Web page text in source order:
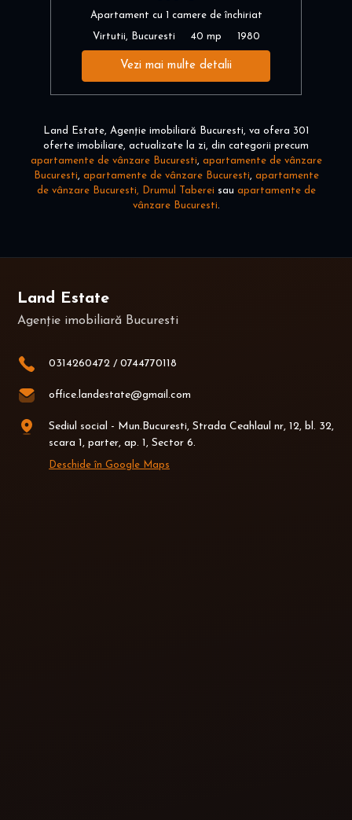
Apartament cu 1 camere de închiriat
Virtutii, Bucuresti 40 mp 1980
Vezi mai multe detalii
Land Estate, Agenție imobiliară Bucuresti, va ofera 301
oferte imobiliare, actualizate la zi, din categorii precum
apartamente de vânzare Bucuresti, apartamente de vânzare
Bucuresti, apartamente de vânzare Bucuresti, apartamente
de vânzare Bucuresti, Drumul Taberei sau apartamente de
vânzare Bucuresti.
Land Estate
Agenție imobiliară Bucuresti
0314260472 / 0744770118
office.landestate@gmail.com
Sediul social - Mun.Bucuresti, Strada Ceahlaul nr, 12, bl. 32,
scara 1, parter, ap. 1, Sector 6.
Deschide în Google Maps